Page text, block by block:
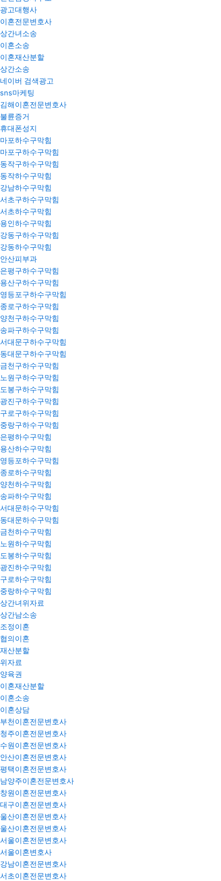
광고대행사
이혼전문변호사
상간녀소송
이혼소송
이혼재산분할
상간소송
네이버 검색광고
sns마케팅
김해이혼전문변호사
불륜증거
휴대폰성지
마포하수구막힘
마포구하수구막힘
동작구하수구막힘
동작하수구막힘
강남하수구막힘
서초구하수구막힘
서초하수구막힘
용인하수구막힘
강동구하수구막힘
강동하수구막힘
안산피부과
은평구하수구막힘
용산구하수구막힘
영등포구하수구막힘
종로구하수구막힘
양천구하수구막힘
송파구하수구막힘
서대문구하수구막힘
동대문구하수구막힘
금천구하수구막힘
노원구하수구막힘
도봉구하수구막힘
광진구하수구막힘
구로구하수구막힘
중랑구하수구막힘
은평하수구막힘
용산하수구막힘
영등포하수구막힘
종로하수구막힘
양천하수구막힘
송파하수구막힘
서대문하수구막힘
동대문하수구막힘
금천하수구막힘
노원하수구막힘
도봉하수구막힘
광진하수구막힘
구로하수구막힘
중랑하수구막힘
상간녀위자료
상간남소송
조정이혼
협의이혼
재산분할
위자료
양육권
이혼재산분할
이혼소송
이혼상담
부천이혼전문변호사
청주이혼전문변호사
수원이혼전문변호사
안산이혼전문변호사
평택이혼전문변호사
남양주이혼전문변호사
창원이혼전문변호사
대구이혼전문변호사
울산이혼전문변호사
울산이혼전문변호사
서울이혼전문변호사
서울이혼변호사
강남이혼전문변호사
서초이혼전문변호사